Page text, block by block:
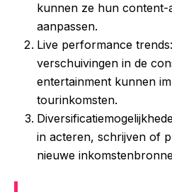
kunnen ze hun content-
aanpassen.
Live performance
verschuivingen in de
entertainment kunnen
tourinkomsten.
in acteren, schrijven of
nieuwe